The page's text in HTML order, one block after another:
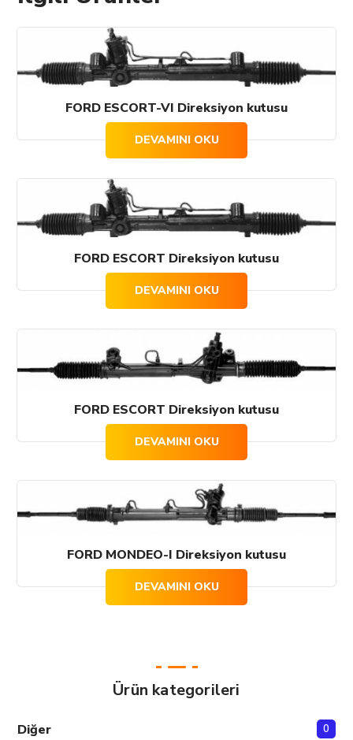
FORD ESCORT-VI Direksiyon kutusu
DEVAMINI OKU
FORD ESCORT Direksiyon kutusu
DEVAMINI OKU
FORD ESCORT Direksiyon kutusu
DEVAMINI OKU
FORD MONDEO-I Direksiyon kutusu
DEVAMINI OKU
Ürün kategorileri
Diğer 0